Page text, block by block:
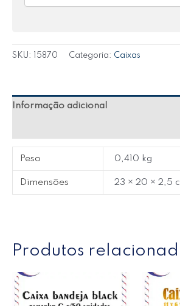
SKU: 15870 Categoria: Caixas
Informação adicional
Peso 0,410 kg
Dimensões 23 × 20 × 2,5
Produtos